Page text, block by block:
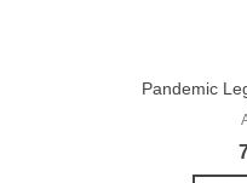
Pandemic